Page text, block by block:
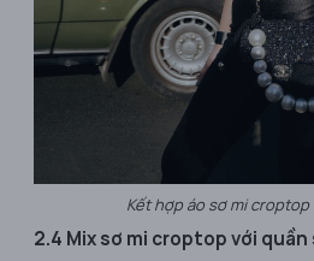
Kết hợp áo sơ mi
2.4 Mix sơ mi croptop với